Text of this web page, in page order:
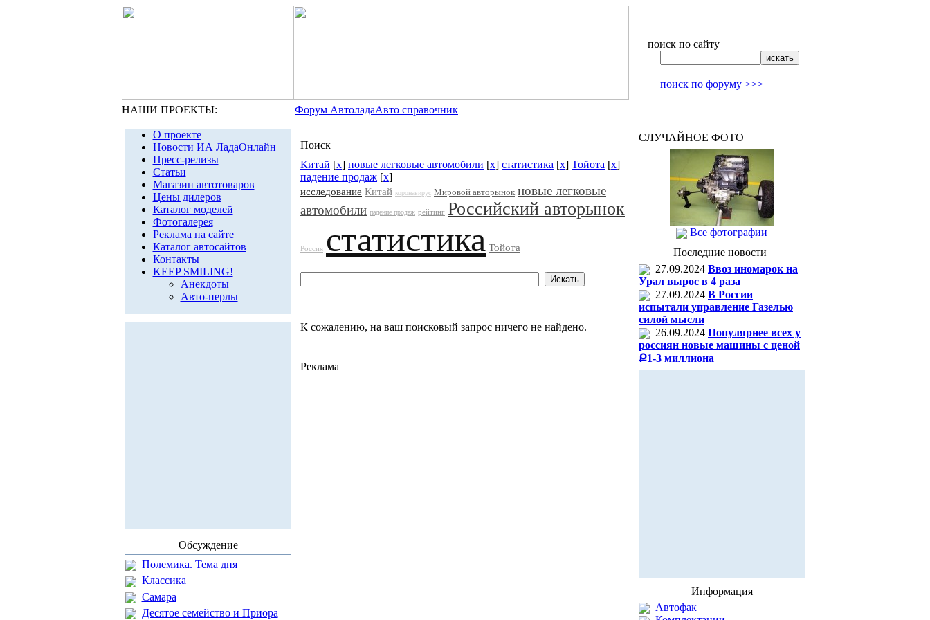
поиск по сайту
поиск по форуму >>>
НАШИ ПРОЕКТЫ: Форум АвтоладаАвто справочник
О проекте
Новости ИА ЛадаОнлайн
Пресс-релизы
Статьи
Магазин автотоваров
Цены дилеров
Каталог моделей
Фотогалерея
Реклама на сайте
Каталог автосайтов
Контакты
KEEP SMILING!
Анекдоты
Авто-перлы
Обсуждение
Полемика. Тема дня
Классика
Самара
Десятое семейство и Приора
Поиск
Китай [x] новые легковые автомобили [x] статистика [x] Тойота [x]
падение продаж [x]
исследование Китай коронавирус Мировой авторынок новые легковые
автомобили падение продаж рейтинг Российский авторынок
Россия статистика Тойота
К сожалению, на ваш поисковый запрос ничего не найдено.
Реклама
СЛУЧАЙНОЕ ФОТО
Все фотографии
Последние новости
27.09.2024 Ввоз иномарок на
Урал вырос в 4 раза
27.09.2024 В России
испытали управление Газелью
силой мысли
26.09.2024 Популярнее всех у
россиян новые машины с ценой
Ք1-3 миллиона
Информация
Автофак